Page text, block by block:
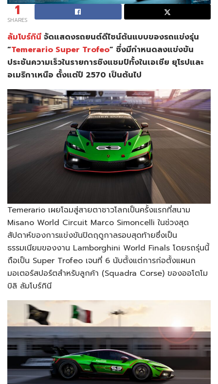
1
SHARES
ลัมโบร์กินี จัดแสดงรถยนต์ดีไซน์ต้นแบบของรถแข่งรุ่น
“Temerario Super Trofeo” ซึ่งมีกำหนดลงแข่งขัน
ประชันความเร็วในรายการชิงแชมป์ทั้งในเอเชีย ยุโรปและ
อเมริกาเหนือ ตั้งแต่ปี 2570 เป็นต้นไป
Temerario เผยโฉมสู่สายตาชาวโลกเป็นครั้งแรกที่สนาม
Misano World Circuit Marco Simoncelli ในช่วงสุด
สัปดาห์ของการแข่งขันปิดฤดูกาลรอบสุดท้ายซึ่งเป็น
ธรรมเนียมของงาน Lamborghini World Finals โดยรถรุ่นนี้
ถือเป็น Super Trofeo เจนที่ 6 นับตั้งแต่การก่อตั้งแผนก
มอเตอร์สปอร์ตสำหรับลูกค้า (Squadra Corse) ของออโตโม
บิลิ ลัมโบร์กินี